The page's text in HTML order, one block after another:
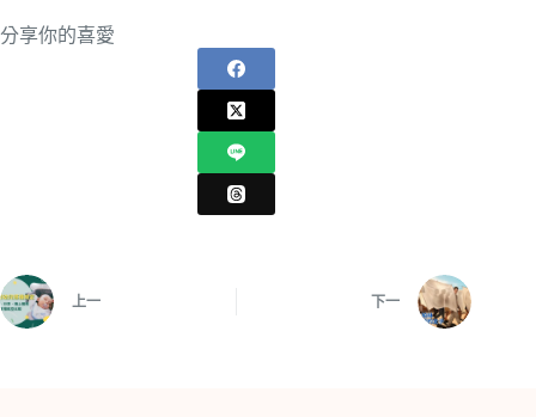
分享你的喜愛
上一 下一